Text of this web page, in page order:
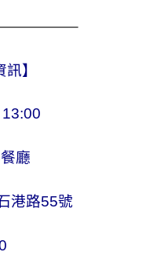
訊】
13:00
廳
港路55號